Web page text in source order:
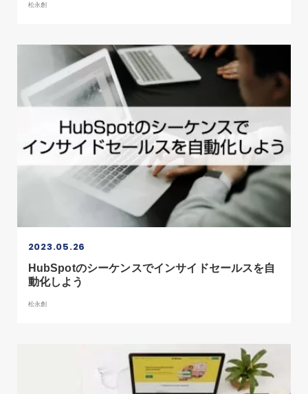
松永創
2023.05.26
HubSpotのシーケンスでインサイドセールスを自
動化しよう
松永創